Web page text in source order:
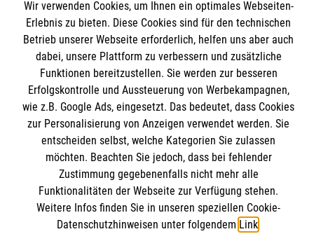
Unsere Kurse
Mitarbeiten
Wir Malteser
Kontakt
Pressestelle
Impressum
Datenschutz
Malteser online
Malteserorden
Malteser International
Sharepoint
Spendenkonto
Empfänger: Malteser Hilfsdienst e.V.
IBAN: DE103 7060 120 120 120 0001 2
Soziale Netzwerke
Wir verwenden Cookies, um Ihnen ein optimales Webseiten-
Erlebnis zu bieten. Diese Cookies sind für den technischen
Betrieb unserer Webseite erforderlich, helfen uns aber auch
dabei, unsere Plattform zu verbessern und zusätzliche
Funktionen bereitzustellen. Sie werden zur besseren
Erfolgskontrolle und Aussteuerung von Werbekampagnen,
wie z.B. Google Ads, eingesetzt. Das bedeutet, dass Cookies
zur Personalisierung von Anzeigen verwendet werden. Sie
entscheiden selbst, welche Kategorien Sie zulassen
möchten. Beachten Sie jedoch, dass bei fehlender
Zustimmung gegebenenfalls nicht mehr alle
Funktionalitäten der Webseite zur Verfügung stehen.
Weitere Infos finden Sie in unseren speziellen Cookie-
Datenschutzhinweisen unter folgendem Link.